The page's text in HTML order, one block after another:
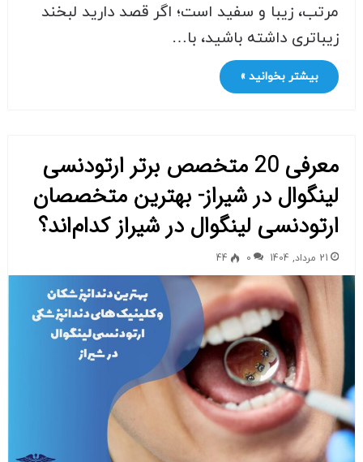
مرتب، زیبا و سفید است؛ اگر قصد دارید لبخند
زیباتری داشته باشید، با…
بیشتر بخوانید »
معرفی 20 متخصص برتر ارتودنسی
لینگوال در شیراز- بهترین متخصصان
ارتودنسی لینگوال در شیراز کدام‌اند؟
21 مرداد, 1404 0
44